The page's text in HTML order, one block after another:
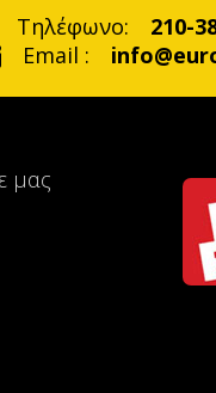
Τηλέφωνο:
210-
Email :
μας